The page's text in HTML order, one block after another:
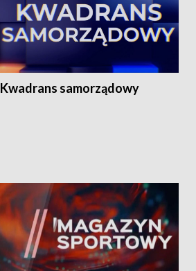
Kwadrans samorządowy